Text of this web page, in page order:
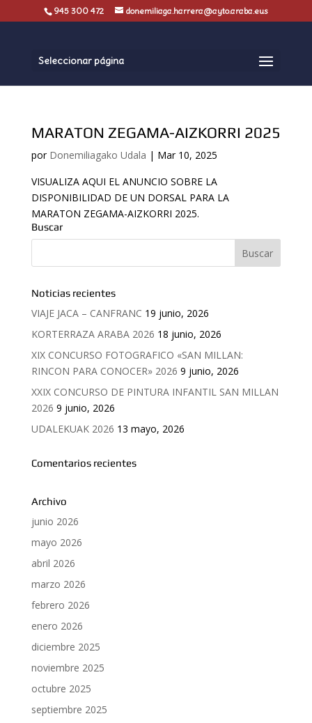
945 300 472 donemiliaga.harrera@ayto.araba.eus
Seleccionar página
MARATON ZEGAMA-AIZKORRI 2025
por Donemiliagako Udala | Mar 10, 2025
VISUALIZA AQUI EL ANUNCIO SOBRE LA
DISPONIBILIDAD DE UN DORSAL PARA LA
MARATON ZEGAMA-AIZKORRI 2025.
Buscar
Noticias recientes
VIAJE JACA – CANFRANC 19 junio, 2026
KORTERRAZA ARABA 2026 18 junio, 2026
XIX CONCURSO FOTOGRAFICO «SAN MILLAN:
RINCON PARA CONOCER» 2026 9 junio, 2026
XXIX CONCURSO DE PINTURA INFANTIL SAN MILLAN
2026 9 junio, 2026
UDALEKUAK 2026 13 mayo, 2026
Comentarios recientes
Archivo
junio 2026
mayo 2026
abril 2026
marzo 2026
febrero 2026
enero 2026
diciembre 2025
noviembre 2025
octubre 2025
septiembre 2025